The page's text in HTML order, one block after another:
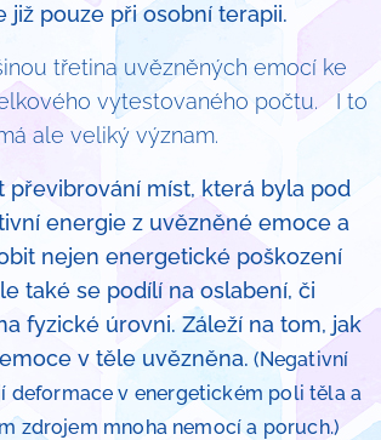
již pouze při osobní terapii.
třetina uvězněných emocí ke
vytestovaného počtu. I to
ale veliký význam.
převibrování míst, která byla pod
energie z uvězněné emoce a
nejen energetické poškození
také se podílí na oslabení, či
fyzické úrovni. Záleží na tom, jak
v těle uvězněna. (Negativní
deformace v energetickém poli těla a
zdrojem mnoha nemocí a poruch.)